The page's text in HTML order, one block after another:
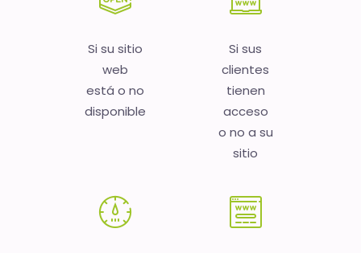
Si su sitio
web
está o no
disponible
Si sus
clientes
tienen
acceso
o no a su
sitio